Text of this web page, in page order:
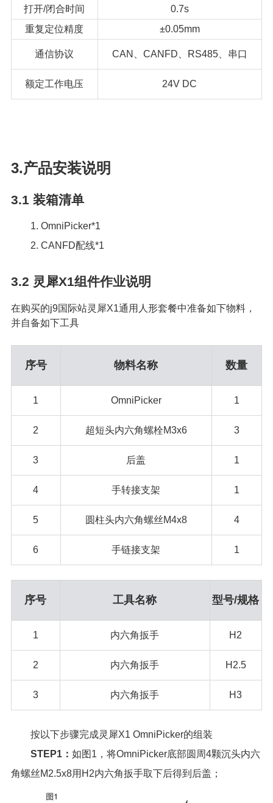
打开/闭合时间
0.7s
重复定位精度
±0.05mm
通信协议 CAN、CANFD、RS485、串口
额定工作电压 24V DC
3.产品安装说明
3.1 装箱清单
1. OmniPicker*1
2. CANFD配线*1
3.2 灵犀X1组件作业说明
在购买的j9国际站灵犀X1通用人形套餐中准备如下物料，
并自备如下工具
序号 物料名称 数量
1 OmniPicker 1
2 超短头内六角螺栓M3x6 3
3 后盖 1
4 手转接支架 1
5 圆柱头内六角螺丝M4x8 4
6 手链接支架 1
序号 工具名称 型号/规格
1 内六角扳手 H2
2 内六角扳手 H2.5
3 内六角扳手 H3
按以下步骤完成灵犀X1 OmniPicker的组装
STEP1： 如图1，将OmniPicker底部圆周4颗沉头内六
角螺丝M2.5x8用H2内六角扳手取下后得到后盖；